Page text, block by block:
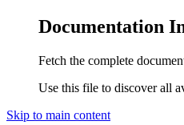
Documentation
Fetch the complete
Use this file to discover all
Skip to main content